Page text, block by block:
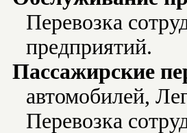
Перевозка
предприятий.
Пассажирские
автомобилей,
Перевозка